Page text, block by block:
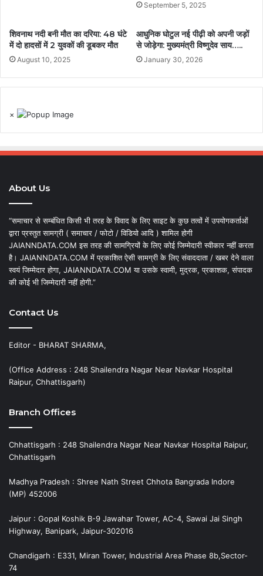
September 5, 2025
शिवनाथ नदी बनी मौत का दरिया: 48 घंटे
में दो हादसों में 2 युवकों की डूबकर मौत
August 10, 2025
आधुनिक घोटुल नई पीढ़ी को अपनी जड़ों
से जोड़ेगा: मुख्यमंत्री विष्णुदेव साय…..
January 30, 2026
×
About Us
“समाचार से सम्बंधित किसी भी तरह के विवाद के लिए साइट के कुछ तत्वों में उपयोगकर्ताओं
द्वारा प्रस्तुत सामग्री ( समाचार / फोटो / विडियो आदि ) शामिल होगी
JAIANNDATA.COM इस तरह की सामग्रियों के लिए कोई जिम्मेदारी स्वीकार नहीं करता
है। JAIANNDATA.COM में प्रकाशित ऐसी सामग्री के लिए संवाददाता / खबर देने वाला
स्वयं जिम्मेदार होगा, JAIANNDATA.COM या उसके स्वामी, मुद्रक, प्रकाशक, संपादक
की कोई भी जिम्मेदारी नहीं होगी.”
Contact Us
Editor - BHARAT SHARMA,
(Office Address : 248 Shailendra Nagar Near Navkar Hospital
Raipur, Chhattisgarh)
Branch Offices
Chhattisgarh : 248 Shailendra Nagar Near Navkar Hospital Raipur,
Chhattisgarh
Madhya Pradesh : Shree Nath Street Chhota Bangrada Indore
(MP) 452006
Jaipur : Gopal Koshik B-9 Jawahar Tower, AC-4, Sawai Jai Singh
Highway, Banipark, Jaipur-302016
Chandigarh : E331, Miran Tower, Industrial Area Phase 8b,Sector-
74